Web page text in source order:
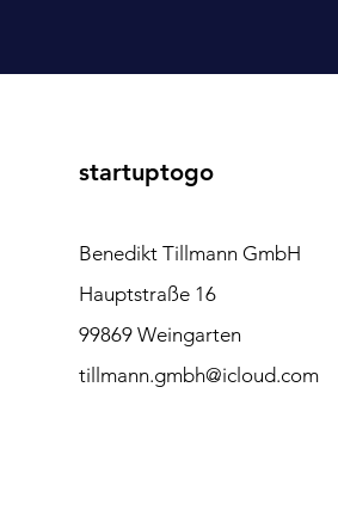
startuptogo
Benedikt Tillmann GmbH
Hauptstraße 16
99869 Weingarten
tillmann.gmbh@icloud.com